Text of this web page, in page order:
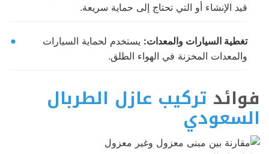
قيد الإنشاء أو التي تحتاج إلى حماية سريعة.
تغطية السيارات والمعدات: يستخدم لحماية السيارات
والمعدات المخزنة في الهواء الطلق.
فوائد تركيب عازل الطربال
السعودي